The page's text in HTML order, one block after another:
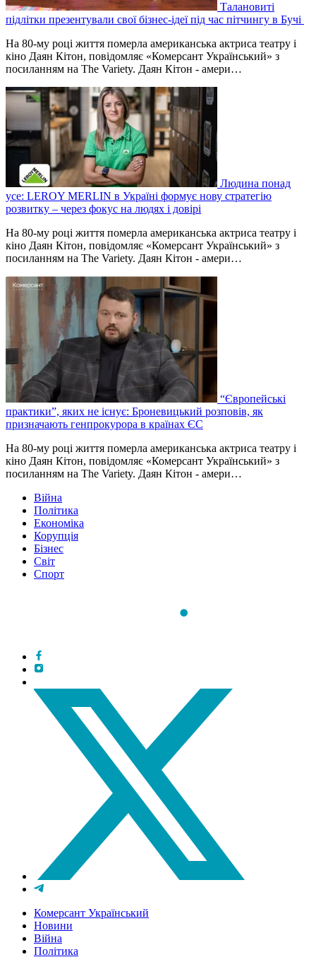
Талановиті
підлітки презентували свої бізнес-ідеї під час пітчингу в Бучі
На 80-му році життя померла американська актриса театру і
кіно Даян Кітон, повідомляє «Комерсант Український» з
посиланням на The Variety. Даян Кітон - амери…
Людина понад
усе: LEROY MERLIN в Україні формує нову стратегію
розвитку – через фокус на людях і довірі
На 80-му році життя померла американська актриса театру і
кіно Даян Кітон, повідомляє «Комерсант Український» з
посиланням на The Variety. Даян Кітон - амери…
“Європейські
практики”, яких не існує: Броневицький розповів, як
призначають генпрокурора в країнах ЄС
На 80-му році життя померла американська актриса театру і
кіно Даян Кітон, повідомляє «Комерсант Український» з
посиланням на The Variety. Даян Кітон - амери…
Війна
Політика
Економіка
Корупція
Бізнес
Світ
Спорт
Комерсант Український
Новини
Війна
Політика